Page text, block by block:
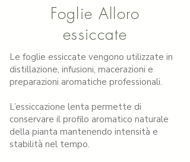
Foglie Alloro
essiccate
Le foglie essiccate vengono utilizzate in
distillazione, infusioni, macerazioni e
preparazioni aromatiche professionali.
L’essiccazione lenta permette di
conservare il profilo aromatico naturale
della pianta mantenendo intensità e
stabilità nel tempo.